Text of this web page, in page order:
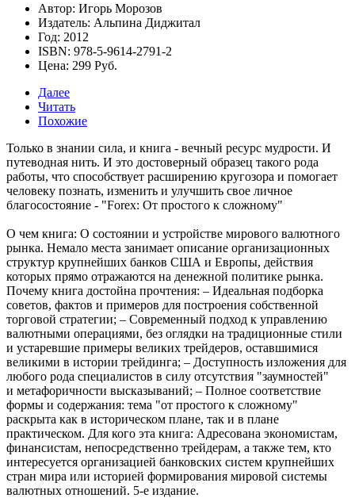
Автор: Игорь Морозов
Издатель: Альпина Диджитал
Год: 2012
ISBN: 978-5-9614-2791-2
Цена: 299 Руб.
Далее
Читать
Похожие
Только в знании сила, и книга - вечный ресурс мудрости. И
путеводная нить. И это достоверный образец такого рода
работы, что способствует расширению кругозора и помогает
человеку познать, изменить и улучшить свое личное
благосостояние - "Forex: От простого к сложному"
О чем книга: О состоянии и устройстве мирового валютного
рынка. Немало места занимает описание организационных
структур крупнейших банков США и Европы, действия
которых прямо отражаются на денежной политике рынка.
Почему книга достойна прочтения: – Идеальная подборка
советов, фактов и примеров для построения собственной
торговой стратегии; – Современный подход к управлению
валютными операциями, без оглядки на традиционные стили
и устаревшие примеры великих трейдеров, оставшимися
великими в истории трейдинга; – Доступность изложения для
любого рода специалистов в силу отсутствия "заумностей"
и метафоричности высказываний; – Полное соответствие
формы и содержания: тема "от простого к сложному"
раскрыта как в историческом плане, так и в плане
практическом. Для кого эта книга: Адресована экономистам,
финансистам, непосредственно трейдерам, а также тем, кто
интересуется организацией банковских систем крупнейших
стран мира или историей формирования мировой системы
валютных отношений. 5-е издание.